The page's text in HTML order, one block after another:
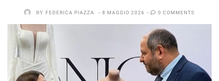
BY FEDERICA PIAZZA 8 MAGGIO 2026 0 COMMENTS